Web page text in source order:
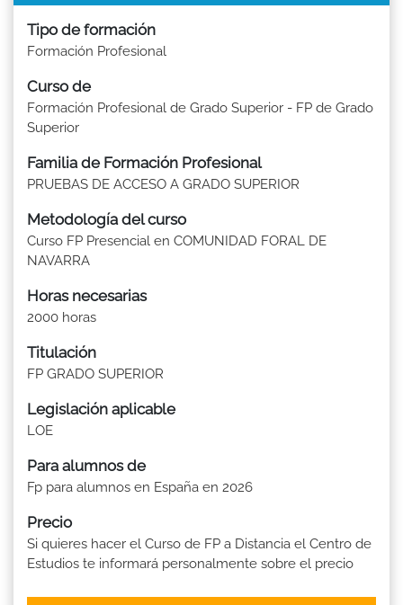
Tipo de formación
Formación Profesional
Curso de
Formación Profesional de Grado Superior - FP de Grado
Superior
Familia de Formación Profesional
PRUEBAS DE ACCESO A GRADO SUPERIOR
Metodología del curso
Curso FP Presencial en COMUNIDAD FORAL DE
NAVARRA
Horas necesarias
2000 horas
Titulación
FP GRADO SUPERIOR
Legislación aplicable
LOE
Para alumnos de
Fp para alumnos en España en 2026
Precio
Si quieres hacer el Curso de FP a Distancia el Centro de
Estudios te informará personalmente sobre el precio